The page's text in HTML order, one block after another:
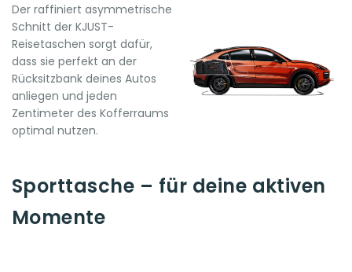
Der raffiniert asymmetrische
Schnitt der KJUST-
Reisetaschen sorgt dafür,
dass sie perfekt an der
Rücksitzbank deines Autos
anliegen und jeden
Zentimeter des Kofferraums
optimal nutzen.
Sporttasche – für deine aktiven
Momente